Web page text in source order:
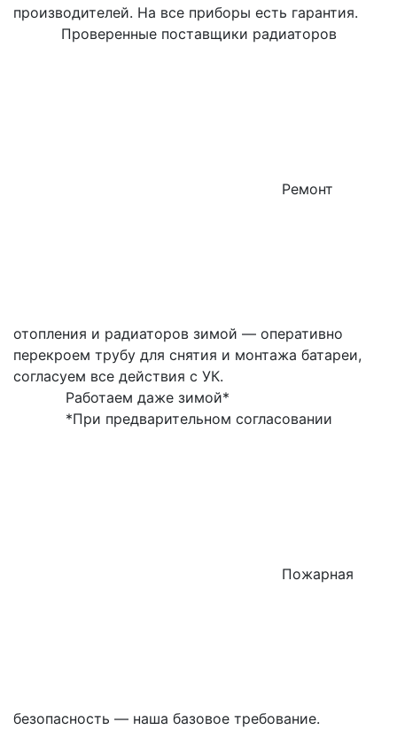
производителей. На все приборы есть гарантия.
Проверенные поставщики радиаторов
Ремонт
отопления и радиаторов зимой — оперативно
перекроем трубу для снятия и монтажа батареи,
согласуем все действия с УК.
Работаем даже зимой*
*При предварительном согласовании
Пожарная
безопасность — наша базовое требование.